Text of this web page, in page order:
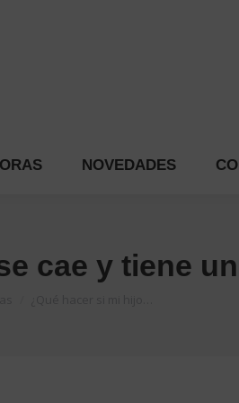
NOVEDADES
cae y tiene